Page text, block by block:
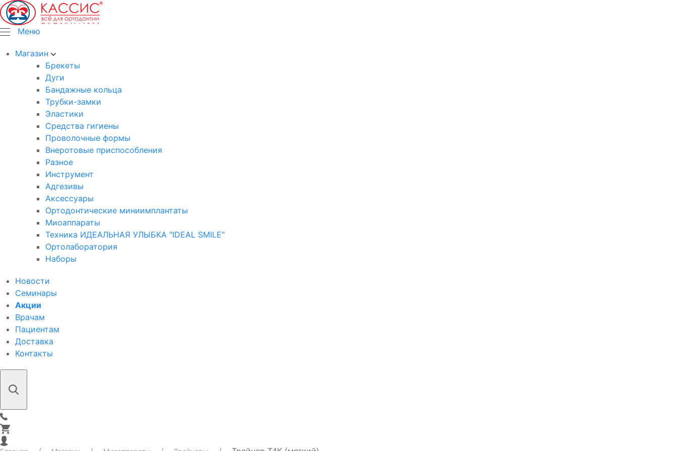
Меню
Магазин
Брекеты
Дуги
Бандажные кольца
Трубки-замки
Эластики
Средства гигиены
Проволочные формы
Внеротовые приспособления
Разное
Инструмент
Адгезивы
Аксессуары
Ортодонтические миниимплантаты
Миоаппараты
Техника ИДЕАЛЬНАЯ УЛЫБКА "IDEAL SMILE"
Ортолаборатория
Наборы
Новости
Семинары
Акции
Врачам
Пациентам
Доставка
Контакты